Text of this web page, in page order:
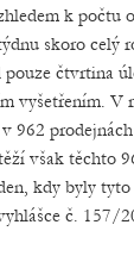
k počtu
skoro celý
pouze čtvrtina
vyšetřením. V
962
však těchto
kdy byly tyto
č. 157/